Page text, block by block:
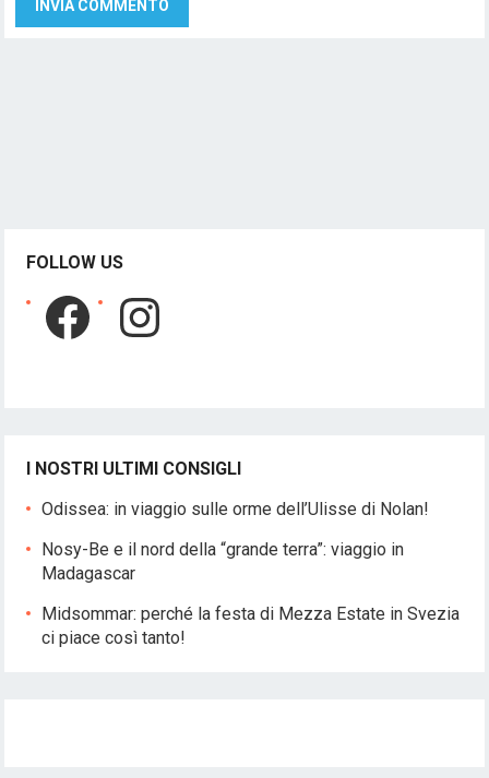
FOLLOW US
Facebook
Instagram
I NOSTRI ULTIMI CONSIGLI
Odissea: in viaggio sulle orme dell’Ulisse di Nolan!
Nosy-Be e il nord della “grande terra”: viaggio in
Madagascar
Midsommar: perché la festa di Mezza Estate in Svezia
ci piace così tanto!